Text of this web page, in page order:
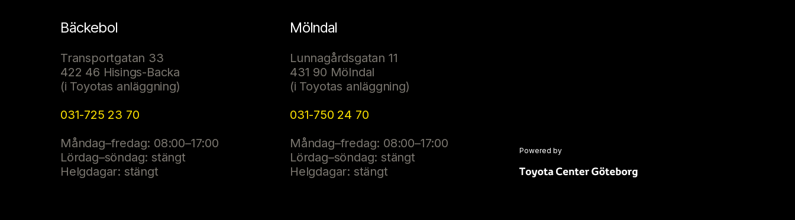
Bäckebol
Transportgatan 33
422 46 Hisings-Backa
(i Toyotas anläggning)
031-725 23 70
Måndag–fredag: 08:00–17:00
Lördag–söndag: stängt
Helgdagar: stängt
Mölndal
Lunnagårdsgatan 11
431 90 Mölndal
(i Toyotas anläggning)
031-750 24 70
Måndag–fredag: 08:00–17:00
Lördag–söndag: stängt
Helgdagar: stängt
Powered by